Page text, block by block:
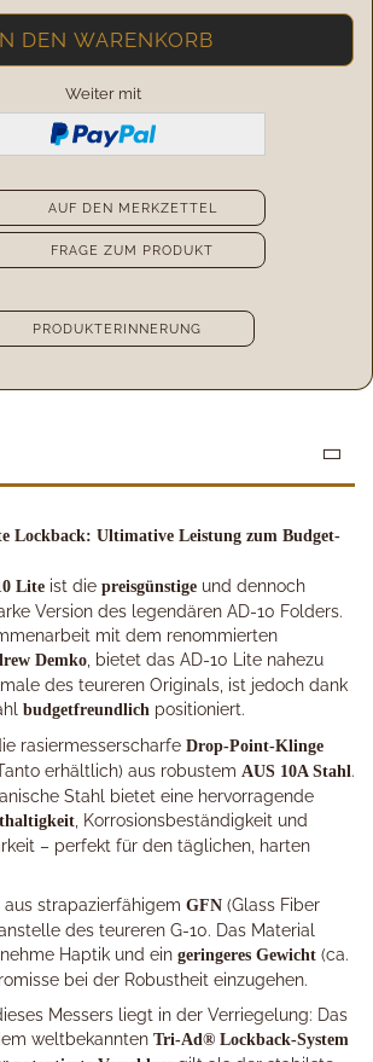
Weiter mit
AUF DEN MERKZETTEL
FRAGE ZUM PRODUKT
PRODUKTERINNERUNG
Lockback: Ultimative Leistung zum Budget-
Lite ist die preisgünstige und dennoch
Version des legendären AD-10 Folders.
mit dem renommierten
Demko , bietet das AD-10 Lite nahezu
des teureren Originals, ist jedoch dank
budgetfreundlich positioniert.
rasiermesserscharfe Drop-Point-Klinge
erhältlich) aus robustem AUS 10A Stahl.
Stahl bietet eine hervorragende
, Korrosionsbeständigkeit und
– perfekt für den täglichen, harten
aus strapazierfähigem GFN (Glass Fiber
des teureren G-10. Das Material
Haptik und ein geringeres Gewicht (ca.
bei der Robustheit einzugehen.
Messers liegt in der Verriegelung: Das
weltbekannten Tri-Ad® Lockback-System